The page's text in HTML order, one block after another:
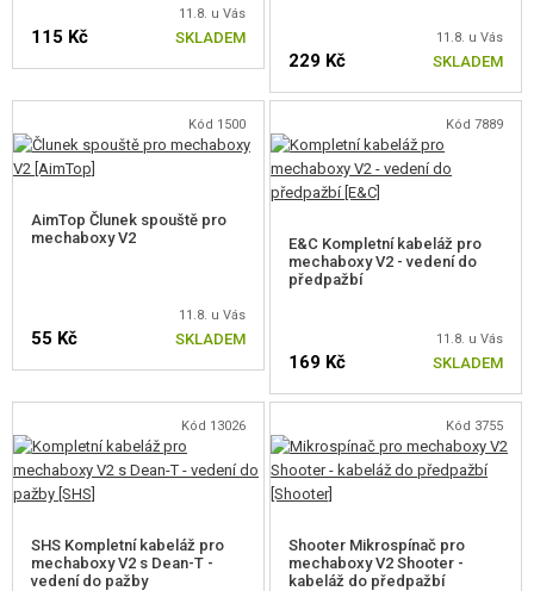
DOPLŇKY KE ZBRANÍM, POPRUHY
NÁHRADNÍ DÍLY, UPGRADE
PRO ELEKTRICKÉ ZBRANĚ - VNITŘNÍ
MECHABOXY A VNITŘNÍ DÍLY
SETY VZDUCHOTECHNIKY
RAMÍNKA TRYSKY
HLAVY VÁLCE
11.8. u Vás
115 Kč SKLADEM 11.8. u Vás
229 Kč SKLADEM
Kód 1500
AimTop Člunek spouště pro
mechaboxy V2
11.8. u Vás
55 Kč SKLADEM
Kód 7889
E&C Kompletní kabeláž pro
mechaboxy V2 - vedení do
předpažbí
11.8. u Vás
169 Kč SKLADEM
Kód 13026
SHS Kompletní kabeláž pro
mechaboxy V2 s Dean-T -
vedení do pažby
Kód 3755
Shooter Mikrospínač pro
mechaboxy V2 Shooter -
kabeláž do předpažbí